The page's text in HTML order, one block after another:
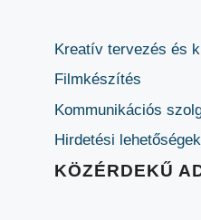
Kreatív tervezés és
Filmkészítés
Kommunikációs
Hirdetési lehetőségek
KÖZÉRDEKŰ